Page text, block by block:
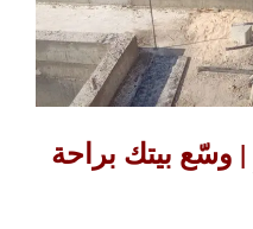
| وسّع بيتك براحة